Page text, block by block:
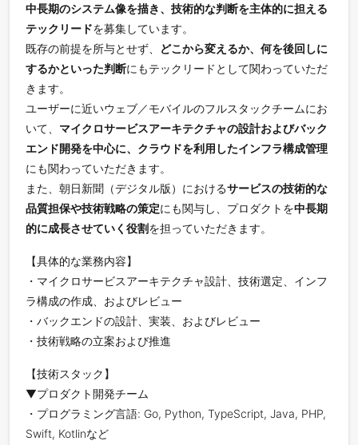
中長期のシステム像を描き、技術的な判断を主体的に担える
テックリードを募集しています。
既存の前提を所与とせず、
どこから変えるか、何を後回しに
するかといった判断にもテックリードとして関わっていただ
きます。
ユーザーに近いウェブ／モバイルのフルスタックチームにお
いて、 マイクロサービスアーキテクチャの設計およびバック
エンド開発を中心に、クラウドを利用したインフラ構成管理
にも関わっていただきます。
また、朝日新聞（デジタル版）におけるサービスの技術的な
品質担保や技術戦略の策定にも関与し、プロダクトを中長期
的に成長させていく役割を担っていただきます。
【具体的な業務内容】
・マイクロサービスアーキテクチャ設計、技術選定、インフ
ラ構成の作成、およびレビュー
・バックエンドの設計、実装、およびレビュー
・技術戦略の立案および推進
【技術スタック】
▼プロダクト開発チーム
・プログラミング言語: Go, Python, TypeScript, Java, PHP,
Swift, Kotlinなど